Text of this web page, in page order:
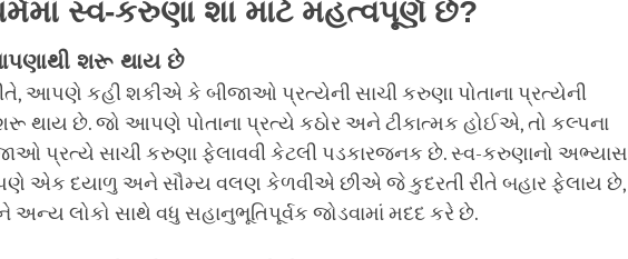
સ્વ-કરુણા શા માટે મહત્વપૂર્ણ છે?
શરૂ થાય છે
આપણે કહી શકીએ કે બીજાઓ પ્રત્યેની સાચી કરુણા પોતાના પ્રત્યેની
થાય છે. જો આપણે પોતાના પ્રત્યે કઠોર અને ટીકાત્મક હોઈએ, તો કલ્પના
પ્રત્યે સાચી કરુણા ફેલાવવી કેટલી પડકારજનક છે. સ્વ-કરુણાનો અભ્યાસ
એક દયાળુ અને સૌમ્ય વલણ કેળવીએ છીએ જે કુદરતી રીતે બહાર ફેલાય છે,
લોકો સાથે વધુ સહાનુભૂતિપૂર્વક જોડવામાં મદદ કરે છે.